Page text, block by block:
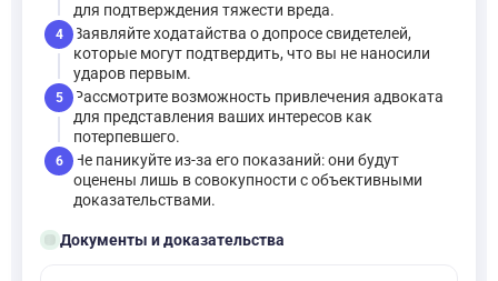
для подтверждения тяжести вреда.
4
Заявляйте ходатайства о допросе свидетелей,
которые могут подтвердить, что вы не наносили
ударов первым.
5
Рассмотрите возможность привлечения адвоката
для представления ваших интересов как
потерпевшего.
6
Не паникуйте из-за его показаний: они будут
оценены лишь в совокупности с объективными
доказательствами.
folder_openДокументы и доказательства